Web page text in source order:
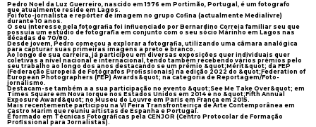
Pedro Noel da Luz Guerreiro, nascido em 1976 em Portimão, Portugal, é um fotografo
que atualmente reside em Lagos.
Foi foto-jornalista e repórter de imagem no grupo Cofina (actualmente Medialivre)
durante 10 anos.
O seu interesse pela fotografia foi influenciado por Bernardino Correia familiar seu que
possuía um estúdio de fotografia em conjunto com o seu sócio Márinho em Lagos nas
décadas de 70/80.
Desde jovem, Pedro começou a explorar a fotografia, utilizando uma câmara analógica
para capturar suas primeiras imagens a preto e branco.
Ao longo de sua carreira, já participou em diversas exposições quer individuais quer
coletivas a nível nacional e internacional, tendo também recebendo vários prémios pelo
seu trabalho ao longo dos anos destacando se um prémio &quot;Mérit&quot; da FEP
(Federação Europeia de Fotógrafos Profissionais) na edição 2022 do &quot;Federation of
European Photographers (FEP) Awards&quot; na categoria de Reportagem/Foto-
jornalismo.
Destacam-se também a a sua participação no evento &quot;See Me Take Over&quot; em
Times Square em Nova Iorque nos Estados Unidos em 2014 e no &quot;Fifth Annual
Exposure Award&quot; no Museu do Louvre em Paris em França em 2015.
Mais recentemente participou na VI Feira Transfronteiriça de Arte Contemporânea em
Castro Marim que reuniu artistas de Espanha e Portugal.
É formado em Técnicas Fotográficas pela CENJOR (Centro Protocolar de Formação
Profissional para Jornalistas).